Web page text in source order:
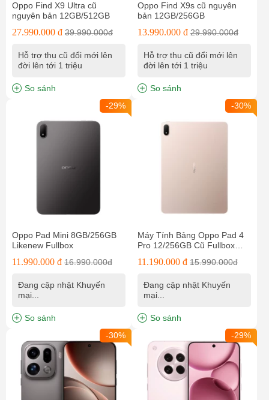
Oppo Find X9 Ultra cũ
nguyên bản 12GB/512GB
27.990.000 đ 39.990.000đ
Hỗ trợ thu cũ đổi mới lên
đời lên tới 1 triệu
So sánh
Oppo Find X9s cũ nguyên
bản 12GB/256GB
13.990.000 đ 29.990.000đ
Hỗ trợ thu cũ đổi mới lên
đời lên tới 1 triệu
So sánh
-29%
Oppo Pad Mini 8GB/256GB
Likenew Fullbox
11.990.000 đ 16.990.000đ
Đang cập nhật Khuyến
mại...
So sánh
-30%
Máy Tính Bảng Oppo Pad 4
Pro 12/256GB Cũ Fullbox
11.190.000 đ 15.990.000đ
Đang cập nhật Khuyến
mại...
So sánh
-30%
-29%